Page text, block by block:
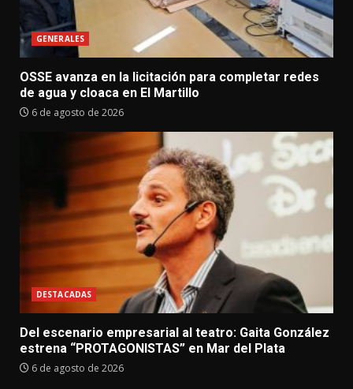
GENERALES
OSSE avanza en la licitación para completar redes
de agua y cloaca en El Martillo
6 de agosto de 2026
DESTACADAS
Del escenario empresarial al teatro: Gaita González
estrena “PROTAGONISTAS” en Mar del Plata
6 de agosto de 2026